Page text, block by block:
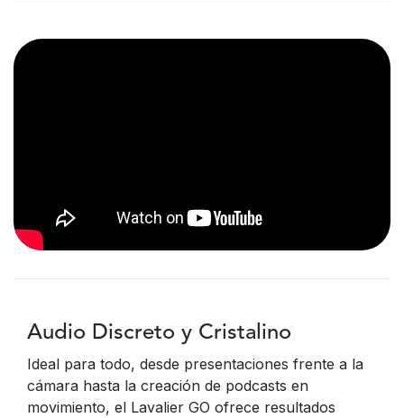
Audio Discreto y Cristalino
Ideal para todo, desde presentaciones frente a la
cámara hasta la creación de podcasts en
movimiento, el Lavalier GO ofrece resultados